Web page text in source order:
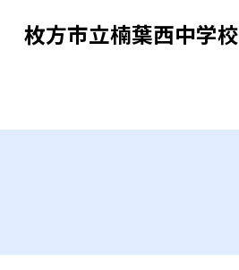
枚方市立楠葉西中学校